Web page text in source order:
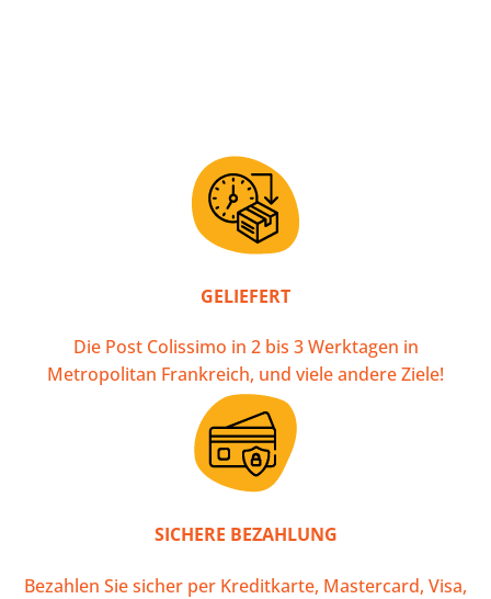
GELIEFERT
Die Post Colissimo in 2 bis 3 Werktagen in
Metropolitan Frankreich, und viele andere Ziele!
SICHERE BEZAHLUNG
Bezahlen Sie sicher per Kreditkarte, Mastercard, Visa,